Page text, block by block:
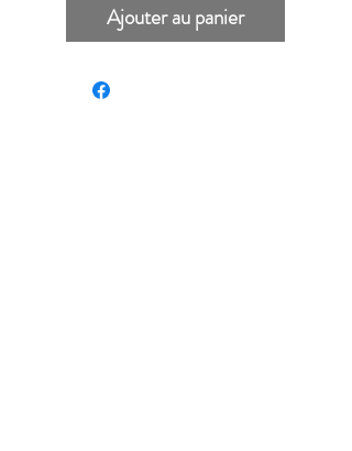
Ajouter au panier